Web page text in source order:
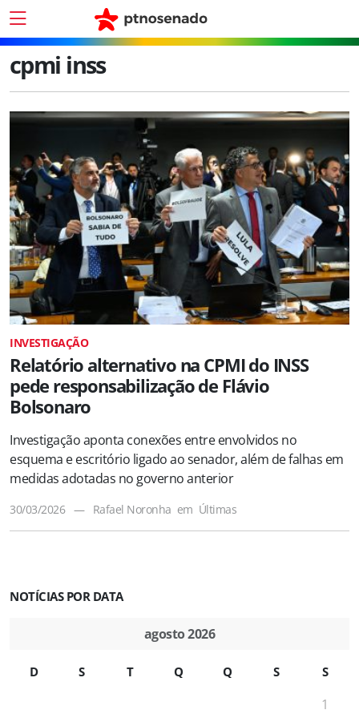
cpmi inss
INVESTIGAÇÃO
Relatório alternativo na CPMI do INSS
pede responsabilização de Flávio
Bolsonaro
Investigação aponta conexões entre envolvidos no
esquema e escritório ligado ao senador, além de falhas em
medidas adotadas no governo anterior
30/03/2026 — Rafael Noronha em Últimas
NOTÍCIAS POR DATA
agosto 2026
D S T Q Q S S
1